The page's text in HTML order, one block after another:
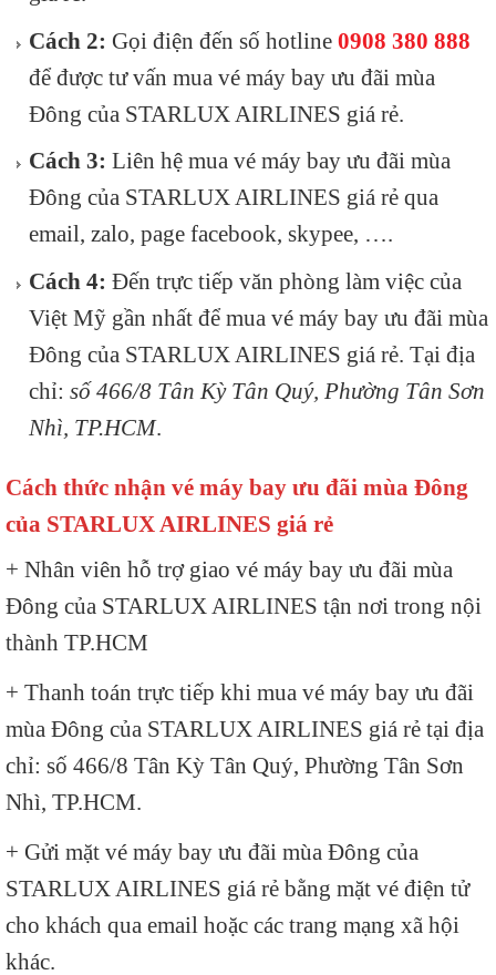
Cách 2: Gọi điện đến số hotline0908 380 888
để được tư vấn mua vé máy bay ưu đãi mùa
Đông của STARLUX AIRLINES giá rẻ.
Cách 3: Liên hệ mua vé máy bay ưu đãi mùa
Đông của STARLUX AIRLINES giá rẻ qua
email, zalo, page facebook, skypee, ….
Cách 4: Đến trực tiếp văn phòng làm việc của
Việt Mỹ gần nhất để mua vé máy bay ưu đãi mùa
Đông của STARLUX AIRLINES giá rẻ. Tại địa
chỉ: số 466/8 Tân Kỳ Tân Quý, Phường Tân Sơn
Nhì, TP.HCM.
Cách thức nhận vé máy bay ưu đãi mùa Đông
của STARLUX AIRLINES giá rẻ
+ Nhân viên hỗ trợ giao vé máy bay ưu đãi mùa
Đông của STARLUX AIRLINES tận nơi trong nội
thành TP.HCM
+ Thanh toán trực tiếp khi mua vé máy bay ưu đãi
mùa Đông của STARLUX AIRLINES giá rẻ tại địa
chỉ: số 466/8 Tân Kỳ Tân Quý, Phường Tân Sơn
Nhì, TP.HCM.
+ Gửi mặt vé máy bay ưu đãi mùa Đông của
STARLUX AIRLINES giá rẻ bằng mặt vé điện tử
cho khách qua email hoặc các trang mạng xã hội
khác.